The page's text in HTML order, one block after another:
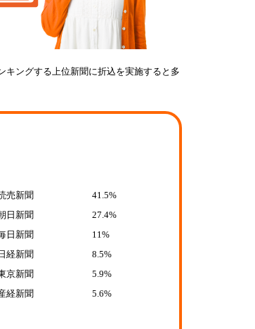
キングする上位新聞に折込を実施すると多
売新聞 41.5%
日新聞 27.4%
日新聞 11%
日経新聞 8.5%
京新聞 5.9%
経新聞 5.6%